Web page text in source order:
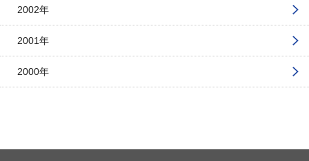
2002年
2001年
2000年